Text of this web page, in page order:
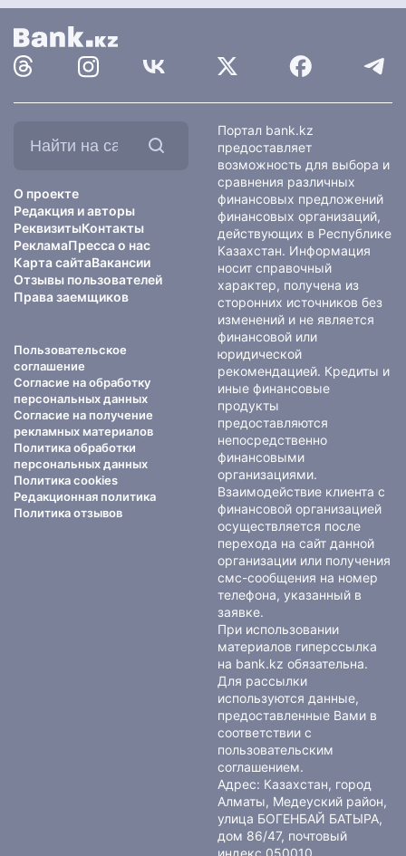
О проекте
Редакция и авторы
РеквизитыКонтакты
РекламаПресса о нас
Карта сайтаВакансии
Отзывы пользователей
Права заемщиков
Пользовательское
соглашение
Согласие на обработку
персональных данных
Согласие на получение
рекламных материалов
Политика обработки
персональных данных
Политика cookies
Редакционная политика
Политика отзывов
Портал bank.kz
предоставляет
возможность для выбора и
сравнения различных
финансовых предложений
финансовых организаций,
действующих в Республике
Казахстан. Информация
носит справочный
характер, получена из
сторонних источников без
изменений и не является
финансовой или
юридической
рекомендацией. Кредиты и
иные финансовые
продукты
предоставляются
непосредственно
финансовыми
организациями.
Взаимодействие клиента с
финансовой организацией
осуществляется после
перехода на сайт данной
организации или получения
смс-сообщения на номер
телефона, указанный в
заявке.
При использовании
материалов гиперссылка
на bank.kz обязательна.
Для рассылки
используются данные,
предоставленные Вами в
соответствии с
пользовательским
соглашением.
Адрес: Казахстан, город
Алматы, Медеуский район,
улица БОГЕНБАЙ БАТЫРА,
дом 86/47, почтовый